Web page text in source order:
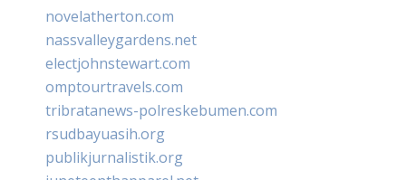
novelatherton.com
nassvalleygardens.net
electjohnstewart.com
omptourtravels.com
tribratanews-polreskebumen.com
rsudbayuasih.org
publikjurnalistik.org